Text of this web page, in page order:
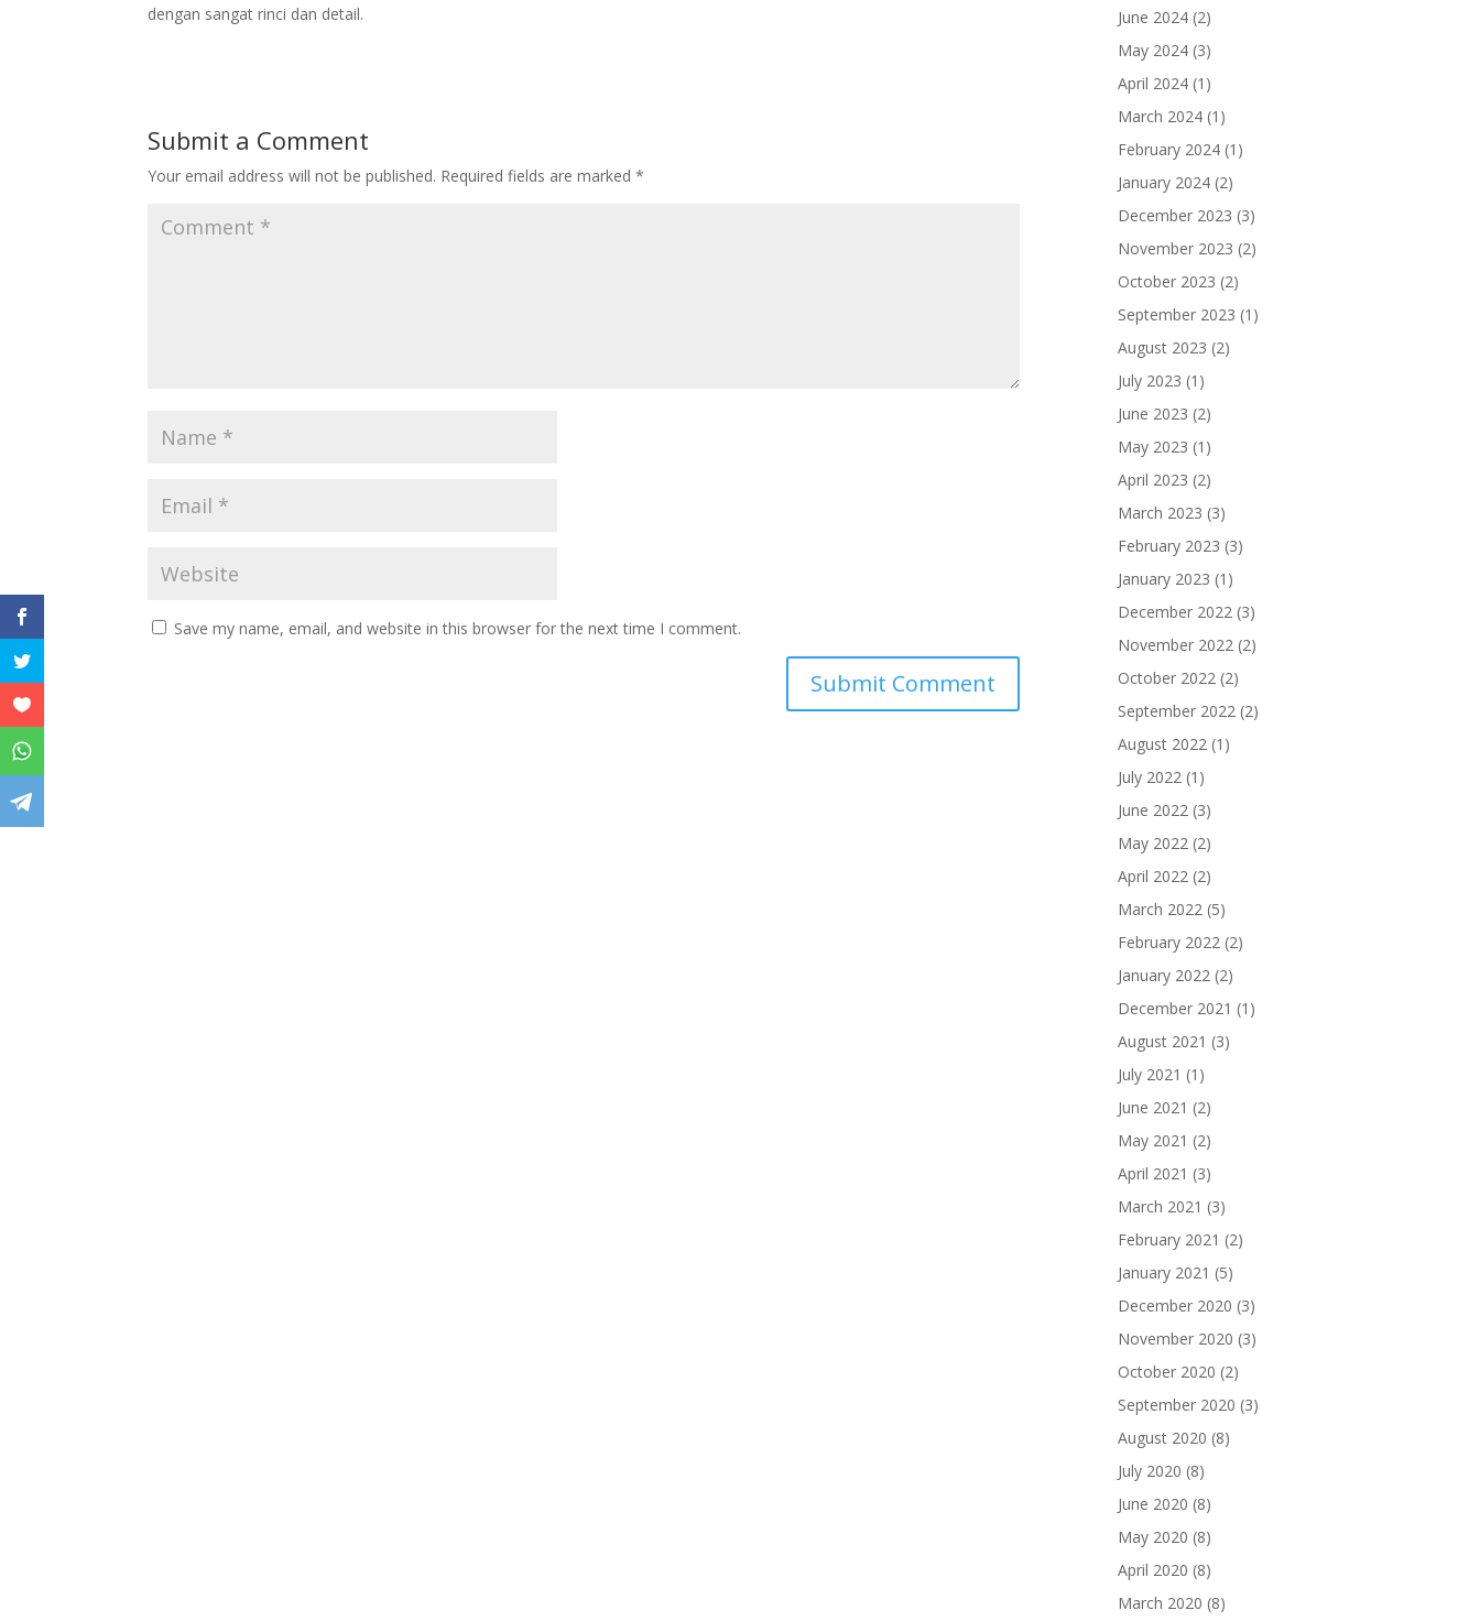
dengan sangat rinci dan detail.
Submit a Comment
Your email address will not be published. Required fields are marked*
Save my name, email, and website in this browser for the next time I comment.
June 2024 (2)
May 2024 (3)
April 2024 (1)
March 2024 (1)
February 2024 (1)
January 2024 (2)
December 2023 (3)
November 2023 (2)
October 2023 (2)
September 2023 (1)
August 2023 (2)
July 2023 (1)
June 2023 (2)
May 2023 (1)
April 2023 (2)
March 2023 (3)
February 2023 (3)
January 2023 (1)
December 2022 (3)
November 2022 (2)
October 2022 (2)
September 2022 (2)
August 2022 (1)
July 2022 (1)
June 2022 (3)
May 2022 (2)
April 2022 (2)
March 2022 (5)
February 2022 (2)
January 2022 (2)
December 2021 (1)
August 2021 (3)
July 2021 (1)
June 2021 (2)
May 2021 (2)
April 2021 (3)
March 2021 (3)
February 2021 (2)
January 2021 (5)
December 2020 (3)
November 2020 (3)
October 2020 (2)
September 2020 (3)
August 2020 (8)
July 2020 (8)
June 2020 (8)
May 2020 (8)
April 2020 (8)
March 2020 (8)